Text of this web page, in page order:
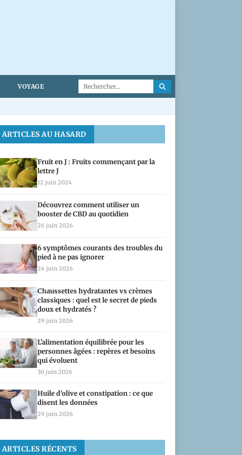
VOYAGE
ARTICLES AU HASARD
Fruit en J : Fruits commençant par la
lettre J
12 juin 2024
Découvrez comment utiliser un
booster de CBD au quotidien
26 juin 2026
6 symptômes courants des troubles du
pied à ne pas ignorer
24 juin 2026
Chaussettes hydratantes vs crèmes
classiques : quel est le secret de pieds
doux et hydratés ?
29 juin 2026
L’alimentation équilibrée pour les
personnes âgées : repères et besoins
qui évoluent
30 juin 2026
Huile d’olive et constipation : ce que
disent les données
29 juin 2026
ARTICLES RÉCENTS